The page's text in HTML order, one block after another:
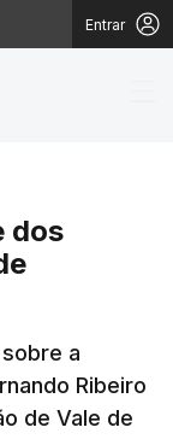
Entrar
de
dos
a
Ribeiro
de Vale de